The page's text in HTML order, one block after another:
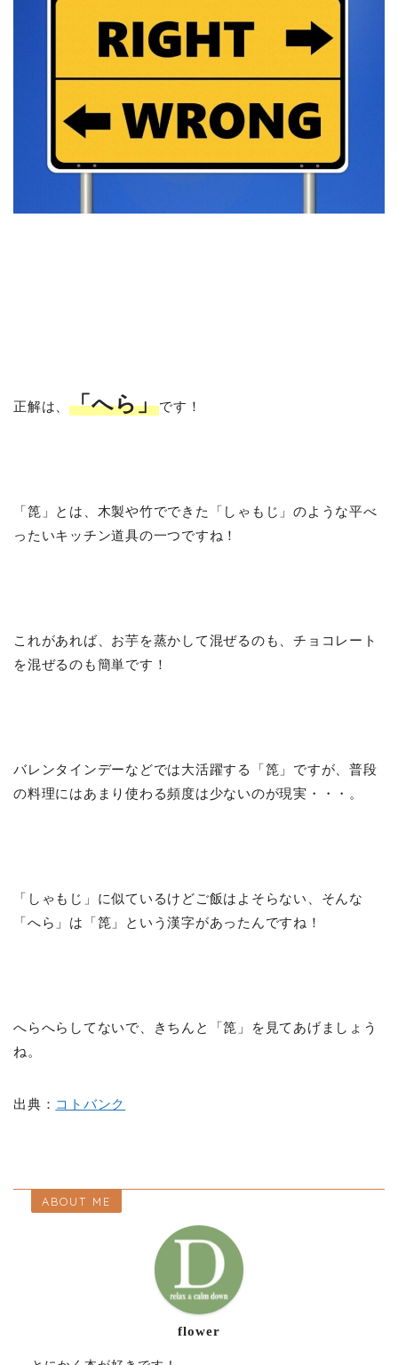
正解は、「へら」です！
「箆」とは、木製や竹でできた「しゃもじ」のような平べ
ったいキッチン道具の一つですね！
これがあれば、お芋を蒸かして混ぜるのも、チョコレート
を混ぜるのも簡単です！
バレンタインデーなどでは大活躍する「箆」ですが、普段
の料理にはあまり使わる頻度は少ないのが現実・・・。
「しゃもじ」に似ているけどご飯はよそらない、そんな
「へら」は「箆」という漢字があったんですね！
へらへらしてないで、きちんと「箆」を見てあげましょう
ね。
出典： コトバンク
ABOUT ME
flower